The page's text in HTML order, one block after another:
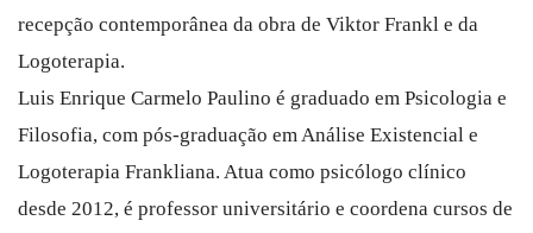
recepção contemporânea da obra de Viktor Frankl e da
Logoterapia.
Luis Enrique Carmelo Paulino é graduado em Psicologia e
Filosofia, com pós-graduação em Análise Existencial e
Logoterapia Frankliana. Atua como psicólogo clínico
desde 2012, é professor universitário e coordena cursos de